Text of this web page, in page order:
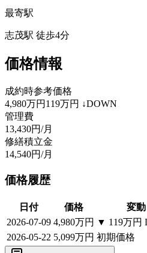
最寄駅
志茂駅 徒歩4分
価格情報
成約時参考価格
4,980万円 119万円 ↓DOWN
管理費
13,430円/月
修繕積立金
14,540円/月
価格履歴
日付 価格
変動
2026-07-09 4,980万円 ▼ 119万円
2026-05-22 5,099万円 初期価格